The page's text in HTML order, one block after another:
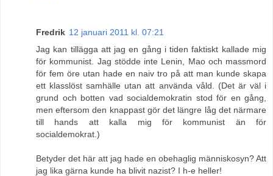
Fredrik 12 januari 2011 kl. 07:21
Jag kan tillägga att jag en gång i tiden faktiskt kallade mig
för kommunist. Jag stödde inte Lenin, Mao och massmord
för fem öre utan hade en naiv tro på att man kunde skapa
ett klasslöst samhälle utan att använda våld. (Det är väl i
grund och botten vad socialdemokratin stod för en gång,
men eftersom den knappast gör det längre låg det närmare
till hands att kalla mig för kommunist än för
socialdemokrat.)
Betyder det här att jag hade en obehaglig människosyn? Att
jag lika gärna kunde ha blivit nazist? I h-e heller!